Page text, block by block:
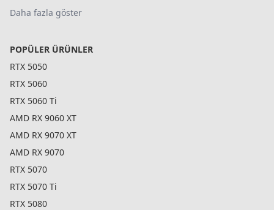
Daha fazla göster
POPÜLER ÜRÜNLER
RTX 5050
RTX 5060
RTX 5060 Ti
AMD RX 9060 XT
AMD RX 9070 XT
AMD RX 9070
RTX 5070
RTX 5070 Ti
RTX 5080